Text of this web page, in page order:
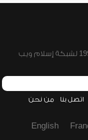
اتصل بنا من نحن
English